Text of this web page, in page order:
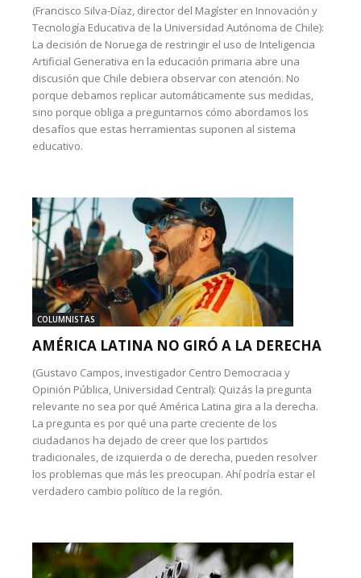
(Francisco Silva-Díaz, director del Magíster en Innovación y
Tecnología Educativa de la Universidad Autónoma de Chile):
La decisión de Noruega de restringir el uso de Inteligencia
Artificial Generativa en la educación primaria abre una
discusión que Chile debiera observar con atención. No
porque debamos replicar automáticamente sus medidas,
sino porque obliga a preguntarnos cómo abordamos los
desafíos que estas herramientas suponen al sistema
educativo.
COLUMNISTAS
AMÉRICA LATINA NO GIRÓ A LA DERECHA
(Gustavo Campos, investigador Centro Democracia y
Opinión Pública, Universidad Central): Quizás la pregunta
relevante no sea por qué América Latina gira a la derecha.
La pregunta es por qué una parte creciente de los
ciudadanos ha dejado de creer que los partidos
tradicionales, de izquierda o de derecha, pueden resolver
los problemas que más les preocupan. Ahí podría estar el
verdadero cambio político de la región.